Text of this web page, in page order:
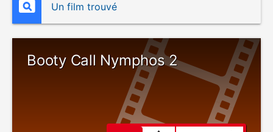
Un film trouvé
Booty Call Nymphos 2